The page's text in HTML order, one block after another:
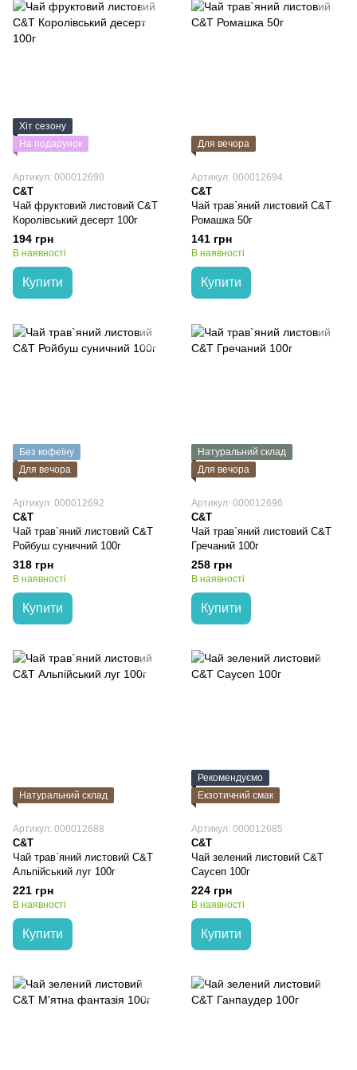
Хіт сезону
На подарунок
Артикул: 000012690
C&T
Чай фруктовий листовий C&T
Королівський десерт 100г
194 грн
В наявності
Купити
Для вечора
Артикул: 000012694
C&T
Чай трав`яний листовий C&T
Ромашка 50г
141 грн
В наявності
Купити
Без кофеїну
Для вечора
Артикул: 000012692
C&T
Чай трав`яний листовий C&T
Ройбуш суничний 100г
318 грн
В наявності
Купити
Натуральний склад
Для вечора
Артикул: 000012696
C&T
Чай трав`яний листовий C&T
Гречаний 100г
258 грн
В наявності
Купити
Натуральний склад
Артикул: 000012688
C&T
Чай трав`яний листовий C&T
Альпійський луг 100г
221 грн
В наявності
Купити
Рекомендуємо
Екзотичний смак
Артикул: 000012685
C&T
Чай зелений листовий C&T
Саусеп 100г
224 грн
В наявності
Купити